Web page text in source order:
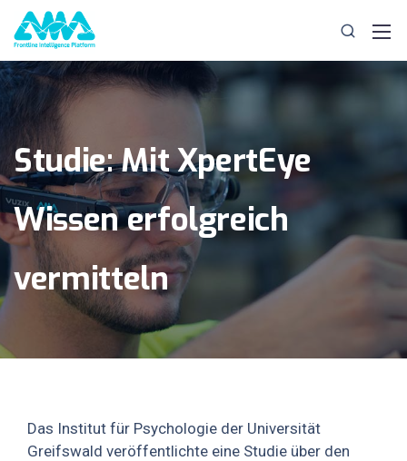
Studie: Mit XpertEye
Wissen erfolgreich
vermitteln
Das Institut für Psychologie der Universität
Greifswald veröffentlichte eine Studie über den